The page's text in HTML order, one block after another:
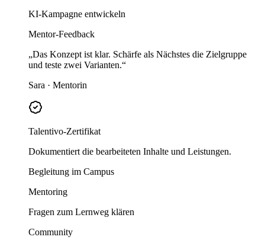
KI-Kampagne entwickeln
Mentor-Feedback
„Das Konzept ist klar. Schärfe als Nächstes die Zielgruppe
und teste zwei Varianten.“
Sara · Mentorin
Talentivo-Zertifikat
Dokumentiert die bearbeiteten Inhalte und Leistungen.
Begleitung im Campus
Mentoring
Fragen zum Lernweg klären
Community